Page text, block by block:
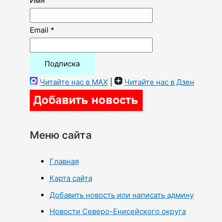
Email *
Читайте нас в MAX Читайте нас в Дзен
Меню сайта
Главная
Карта сайта
Добавить новость или написать админу
Новости Северо-Енисейского округа